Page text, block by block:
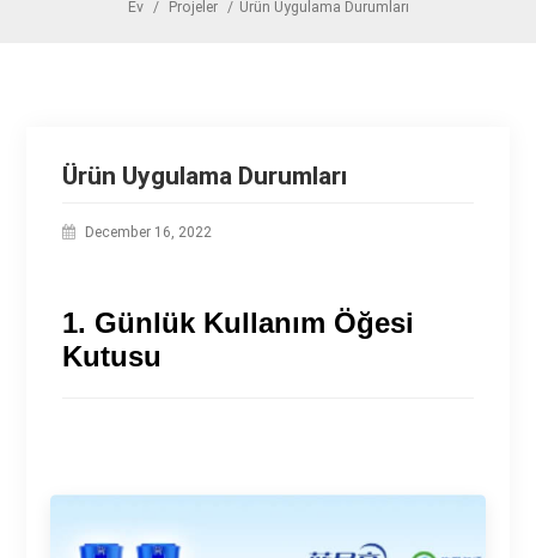
Ev / Projeler / Ürün Uygulama Durumları
Ürün Uygulama Durumları
December 16, 2022
1. Günlük Kullanım Öğesi
Kutusu